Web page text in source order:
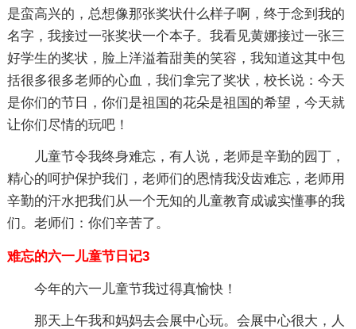
是蛮高兴的，总想像那张奖状什么样子啊，终于念到我的
名字，我接过一张奖状一个本子。我看见黄娜接过一张三
好学生的奖状，脸上洋溢着甜美的笑容，我知道这其中包
括很多很多老师的心血，我们拿完了奖状，校长说：今天
是你们的节日，你们是祖国的花朵是祖国的希望，今天就
让你们尽情的玩吧！
儿童节令我终身难忘，有人说，老师是辛勤的园丁，
精心的呵护保护我们，老师们的恩情我没齿难忘，老师用
辛勤的汗水把我们从一个无知的儿童教育成诚实懂事的我
们。老师们：你们辛苦了。
难忘的六一儿童节日记3
今年的六一儿童节我过得真愉快！
那天上午我和妈妈去会展中心玩。会展中心很大，人